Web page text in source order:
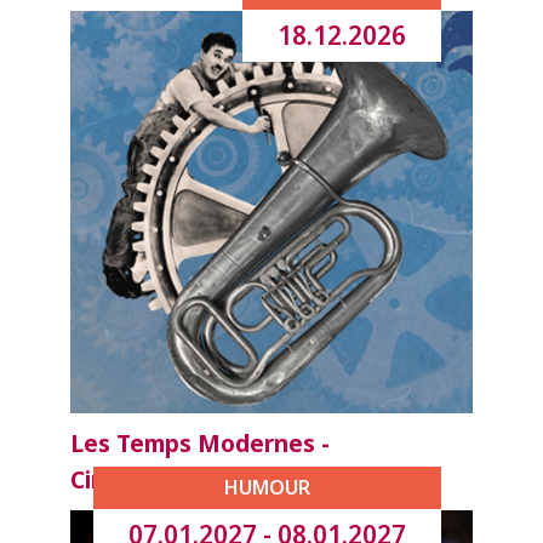
18.12.2026
Les Temps Modernes -
Ciné/Concert
HUMOUR
07.01.2027 - 08.01.2027